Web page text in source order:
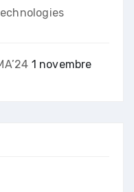
1 novembre